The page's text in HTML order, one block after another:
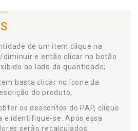
de um item clique na
e então clicar no botão
ao lado da quantidade;
basta clicar no ícone da
do produto;
os descontos do PAP, clique
e identifique-se. Após essa
serão recalculados.